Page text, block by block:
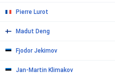
Pierre Lurot
Madut Deng
Fjodor Jekimov
Jan-Martin Klimakov